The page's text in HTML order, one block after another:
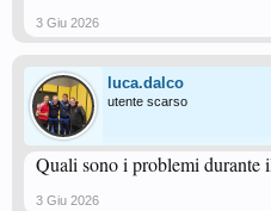
3 Giu 2026
luca.dalco
utente scarso
Quali sono i problemi durante
3 Giu 2026